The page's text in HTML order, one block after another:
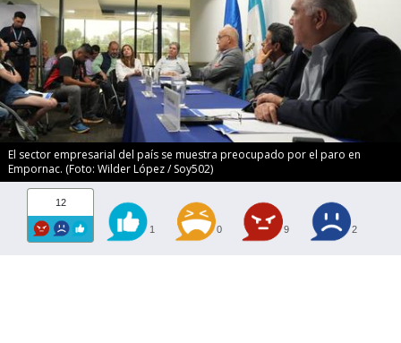
El sector empresarial del país se muestra preocupado por el paro en
Empornac. (Foto: Wilder López / Soy502)
12
1 0 9 2